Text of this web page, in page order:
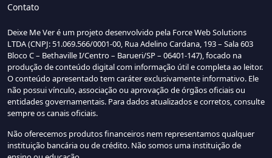
Contato
Deixe Me Ver é um projeto desenvolvido pela Force Web Solutions
LTDA (CNPJ: 51.069.566/0001-00, Rua Adelino Cardana, 193 – Sala 603
Bloco C – Bethaville I/Centro – Barueri/SP – 06401-147), focado na
produção de conteúdo digital com informação útil e completa ao leitor.
O conteúdo apresentado tem caráter exclusivamente informativo. Ele
não possui vínculo, associação ou aprovação de órgãos oficiais ou
entidades governamentais. Para dados atualizados e corretos, consulte
sempre os canais oficiais.
Não oferecemos produtos financeiros nem representamos qualquer
instituição bancária ou de crédito. Não somos uma instituição de